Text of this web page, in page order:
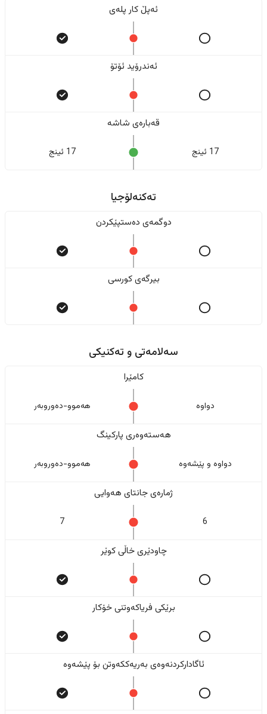
ئەپڵ کار پلەی
ئەندرۆید ئۆتۆ
قەبارەی شاشە
17 ئینج 17 ئینج
تەکنەلۆجیا
دوگمەی دەستپێکردن
بیرگەی کورسی
سەلامەتی و تەکنیکی
کامێرا
دواوە هەموو-دەوروبەر
هەستەوەری پارکینگ
دواوە و پێشەوە هەموو-دەوروبەر
ژمارەی جانتای هەوایی
6
7
چاودێری خاڵی کوێر
برێکی فریاکەوتنی خۆکار
ئاگادارکردنەوەی بەریەککەوتن بۆ پێشەوە